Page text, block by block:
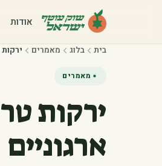
אודות
בית בלוג מאמרים
מאמרים
ירקות
ארגוניים